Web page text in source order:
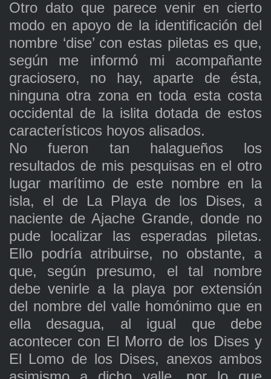
Otro dato que parece venir en cierto
modo en apoyo de la identificación del
nombre ‘dise’ con estas piletas es que,
según me informó mi acompañante
graciosero, no hay, aparte de ésta,
ninguna otra zona en toda esta costa
occidental de la islita dotada de estos
característicos hoyos alisados.
No fueron tan halagueños los
resultados de mis pesquisas en el otro
lugar marítimo de este nombre en la
isla, el de La Playa de los Dises, a
naciente de Ajache Grande, donde no
pude localizar las esperadas piletas.
Ello podría atribuirse, no obstante, a
que, según presumo, el tal nombre
debe venirle a la playa por extensión
del nombre del valle homónimo que en
ella desagua, al igual que debe
acontecer con El Morro de los Dises y
El Lomo de los Dises, anexos ambos